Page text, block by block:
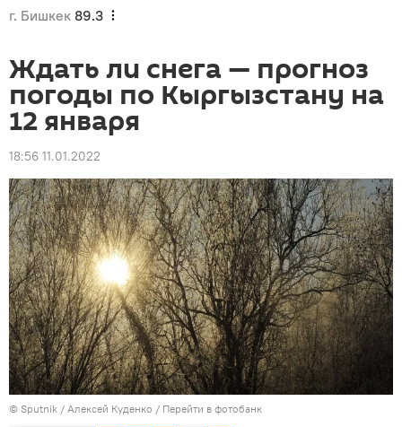
г. Бишкек 89.3
Ждать ли снега — прогноз
погоды по Кыргызстану на
12 января
18:56 11.01.2022
© Sputnik / Алексей Куденко / Перейти в фотобанк